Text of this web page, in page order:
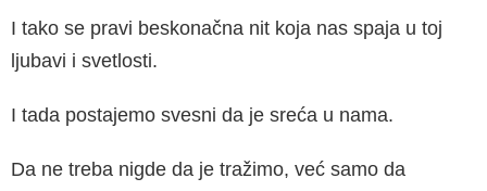
I tako se pravi beskonačna nit koja nas spaja u toj
ljubavi i svetlosti.
I tada postajemo svesni da je sreća u nama.
Da ne treba nigde da je tražimo, već samo da